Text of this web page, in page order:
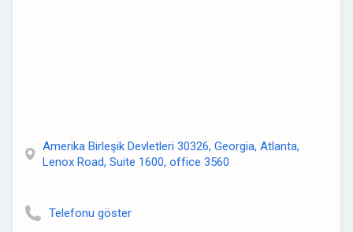
Amerika Birleşik Devletleri 30326, Georgia, Atlanta,
Lenox Road, Suite 1600, office 3560
Telefonu göster